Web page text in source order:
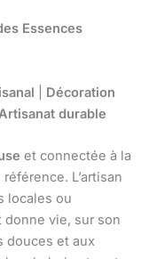
Essences
Décoration
durable
et connectée à la
L’artisan
locales ou
donne vie, sur son
douces et aux